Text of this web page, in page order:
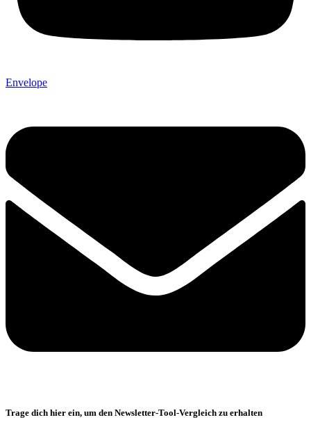
Envelope
Trage dich hier ein, um den Newsletter-Tool-Vergleich zu erhalten